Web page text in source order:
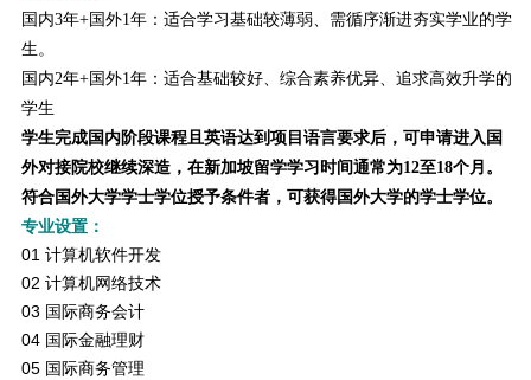
国内3年+国外1年：适合学习基础较薄弱、需循序渐进夯实学业的学
生。
国内2年+国外1年：适合基础较好、综合素养优异、追求高效升学的
学生
学生完成国内阶段课程且英语达到项目语言要求后，可申请进入国
外对接院校继续深造，在新加坡留学学习时间通常为12至18个月。
符合国外大学学士学位授予条件者，可获得国外大学的学士学位。
专业设置：
01 计算机软件开发
02 计算机网络技术
03 国际商务会计
04 国际金融理财
05 国际商务管理